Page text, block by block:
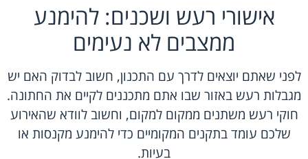
אישורי רעש ושכנים: להימנע
ממצבים לא נעימים
לפני שאתם יוצאים לדרך עם התכנון, חשוב לבדוק האם יש
מגבלות רעש באזור שבו אתם מתכננים לקיים את החתונה.
חוקי רעש משתנים ממקום למקום, וחשוב לוודא שהאירוע
שלכם עומד בתקנים המקומיים כדי להימנע מקנסות או
בעיות.